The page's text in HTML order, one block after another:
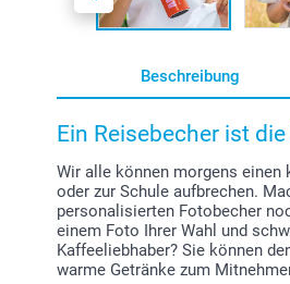
Beschreibung
Ein Reisebecher ist
Wir alle können morgens einen
oder zur Schule aufbrechen.
personalisierten Fotobecher
einem Foto Ihrer Wahl und
Kaffeeliebhaber? Sie können
warme Getränke zum